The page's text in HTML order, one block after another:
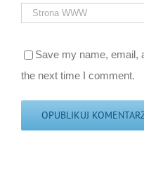
Save my name, email,
the next time I comment.